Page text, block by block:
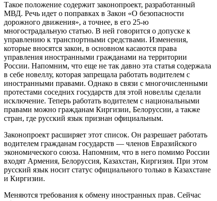
Такое положение содержит законопроект, разработанный
МВД. Речь идет о поправках в Закон «О безопасности
дорожного движения», а точнее, в его 25-ю
многострадальную статью. В ней говорится о допуске к
управлению к транспортными средствами. Изменения,
которые вносятся закон, в основном касаются права
управления иностранными гражданами на территории
России. Напомним, что еще не так давно эта статья содержала
в себе новеллу, которая запрещала работать водителем с
иностранными правами. Однако в связи с многочисленными
протестами соседних государств для этой новеллы сделали
исключение. Теперь работать водителем с национальными
правами можно гражданам Киргизии, Белоруссии, а также
стран, где русский язык признан официальным.
Законопроект расширяет этот список. Он разрешает работать
водителем гражданам государств — членов Евразийского
экономического союза. Напомним, что в него помимо России
входят Армения, Белоруссия, Казахстан, Киргизия. При этом
русский язык носит статус официального только в Казахстане
и Киргизии.
Меняются требования к обмену иностранных прав. Сейчас